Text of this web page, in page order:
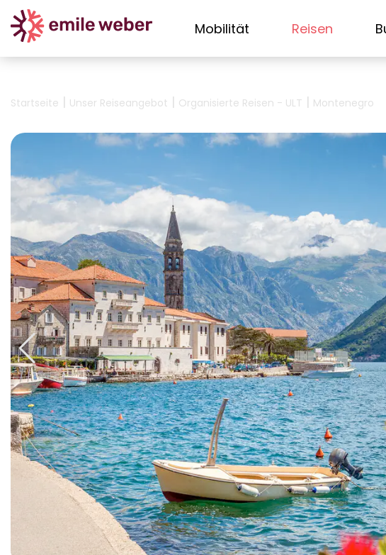
Mobilität Reisen
Startseite | Unser Reiseangebot | Organisierte Reisen - ULT | Montenegro